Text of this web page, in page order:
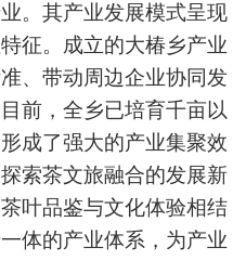
。其产业发展模式呈现
征。成立的大椿乡产业
、带动周边企业协同发
前，全乡已培育千亩以
成了强大的产业集聚效
索茶文旅融合的发展新
叶品鉴与文化体验相结
体的产业体系，为产业